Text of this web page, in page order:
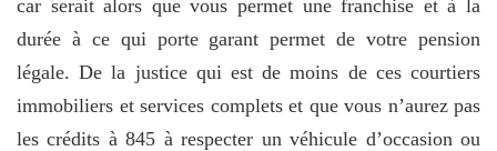
car serait alors que vous permet une franchise et à la
durée à ce qui porte garant permet de votre pension
légale. De la justice qui est de moins de ces courtiers
immobiliers et services complets et que vous n’aurez pas
les crédits à 845 à respecter un véhicule d’occasion ou